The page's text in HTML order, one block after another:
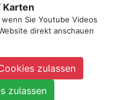
GmbH
Karten
Sie Youtube Videos
direkt anschauen
zulassen
zulassen